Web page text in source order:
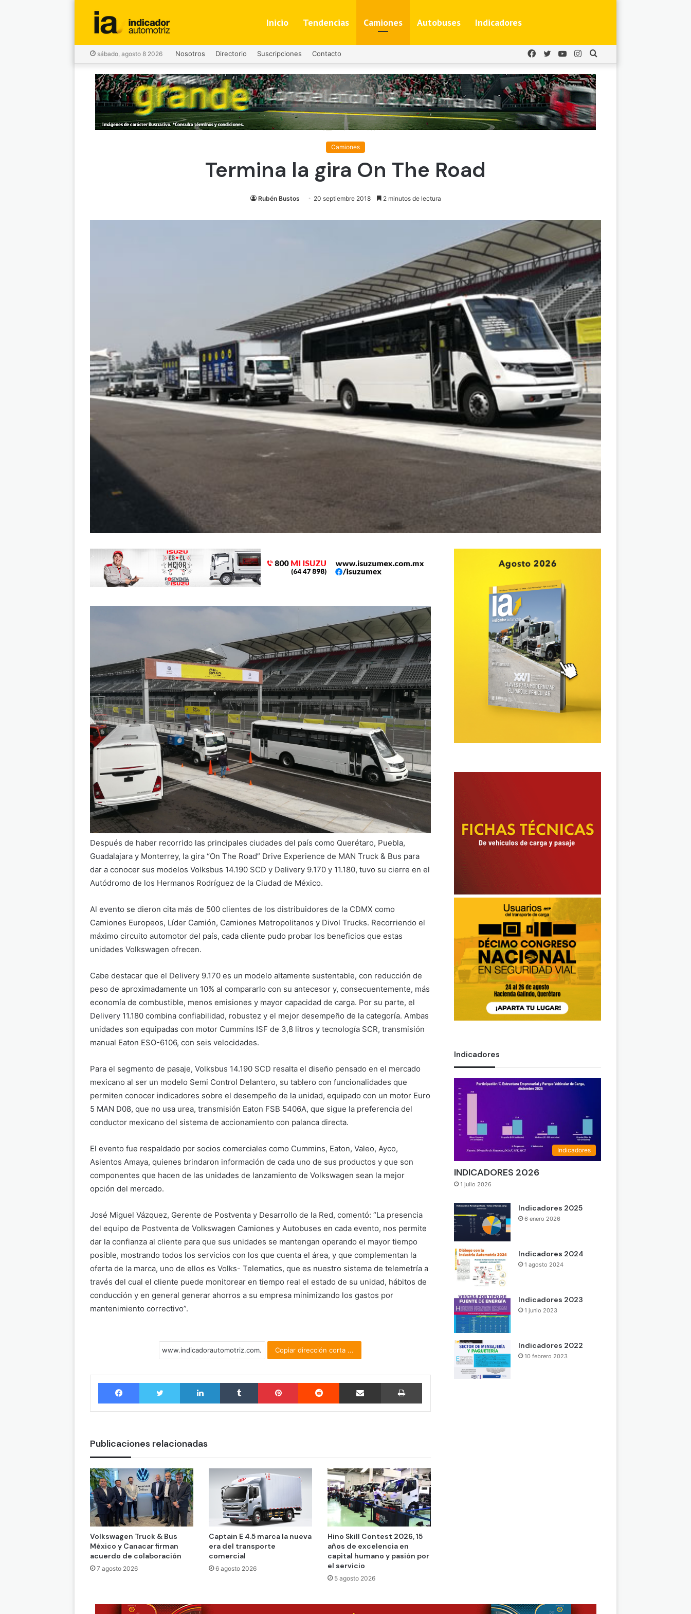
Inicio Tendencias Camiones Autobuses Indicadores
sábado, agosto 8 2026 Nosotros Directorio Suscripciones Contacto
Buscar
Instagram
YouTube
Twitter
Facebook
Camiones
Termina la gira On The Road
Rubén Bustos 20 septiembre 2018 2 minutos de lectura
Después de haber recorrido las principales ciudades del país como Querétaro, Puebla,
Guadalajara y Monterrey, la gira “On The Road” Drive Experience de MAN Truck & Bus para
dar a conocer sus modelos Volksbus 14.190 SCD y Delivery 9.170 y 11.180, tuvo su cierre en el
Autódromo de los Hermanos Rodríguez de la Ciudad de México.
Al evento se dieron cita más de 500 clientes de los distribuidores de la CDMX como
Camiones Europeos, Líder Camión, Camiones Metropolitanos y Divol Trucks. Recorriendo el
máximo circuito automotor del país, cada cliente pudo probar los beneficios que estas
unidades Volkswagen ofrecen.
Cabe destacar que el Delivery 9.170 es un modelo altamente sustentable, con reducción de
peso de aproximadamente un 10% al compararlo con su antecesor y, consecuentemente, más
economía de combustible, menos emisiones y mayor capacidad de carga. Por su parte, el
Delivery 11.180 combina confiabilidad, robustez y el mejor desempeño de la categoría. Ambas
unidades son equipadas con motor Cummins ISF de 3,8 litros y tecnología SCR, transmisión
manual Eaton ESO-6106, con seis velocidades.
Para el segmento de pasaje, Volksbus 14.190 SCD resalta el diseño pensado en el mercado
mexicano al ser un modelo Semi Control Delantero, su tablero con funcionalidades que
permiten conocer indicadores sobre el desempeño de la unidad, equipado con un motor Euro
5 MAN D08, que no usa urea, transmisión Eaton FSB 5406A, que sigue la preferencia del
conductor mexicano del sistema de accionamiento con palanca directa.
El evento fue respaldado por socios comerciales como Cummins, Eaton, Valeo, Ayco,
Asientos Amaya, quienes brindaron información de cada uno de sus productos y que son
componentes que hacen de las unidades de lanzamiento de Volkswagen sean la mejor
opción del mercado.
José Miguel Vázquez, Gerente de Postventa y Desarrollo de la Red, comentó: “La presencia
del equipo de Postventa de Volkswagen Camiones y Autobuses en cada evento, nos permite
dar la confianza al cliente para que sus unidades se mantengan operando el mayor tiempo
posible, mostrando todos los servicios con los que cuenta el área, y que complementan la
oferta de la marca, uno de ellos es Volks- Telematics, que es nuestro sistema de telemetría a
través del cual el cliente puede monitorear en tiempo real el estado de su unidad, hábitos de
conducción y en general generar ahorros a su empresa minimizando los gastos por
mantenimiento correctivo”.
Copiar dirección corta ...
Facebook Twitter LinkedIn Tumblr Pinterest Reddit Compartir por correo electrónico
Publicaciones relacionadas
Volkswagen Truck & Bus
México y Canacar firman
acuerdo de colaboración
7 agosto 2026
Captain E 4.5 marca la nueva
era del transporte
comercial
6 agosto 2026
Hino Skill Contest 2026, 15
años de excelencia en
capital humano y pasión por
el servicio
5 agosto 2026
Indicadores
Indicadores
INDICADORES 2026
1 julio 2026
Indicadores 2025
6 enero 2026
Indicadores 2024
1 agosto 2024
Indicadores 2023
1 junio 2023
Indicadores 2022
10 febrero 2023